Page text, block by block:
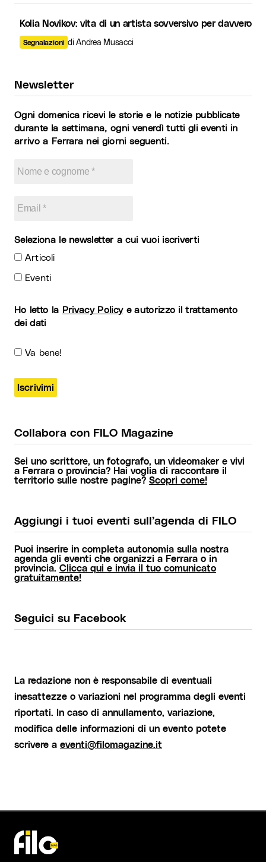
Kolia Novikov: vita di un artista sovversivo per davvero
Segnalazioni di Andrea Musacci
Newsletter
Ogni domenica ricevi le storie e le notizie pubblicate
durante la settimana, ogni venerdì tutti gli eventi in
arrivo a Ferrara nei giorni seguenti.
Seleziona le newsletter a cui vuoi iscriverti
Articoli
Eventi
Ho letto la Privacy Policye autorizzo il trattamento
dei dati
Va bene!
Collabora con FILO Magazine
Sei uno scrittore, un fotografo, un videomaker e vivi
a Ferrara o provincia? Hai voglia di raccontare il
territorio sulle nostre pagine? Scopri come!
Aggiungi i tuoi eventi sull’agenda di FILO
Puoi inserire in completa autonomia sulla nostra
agenda gli eventi che organizzi a Ferrara o in
provincia. Clicca qui e invia il tuo comunicato
gratuitamente!
Seguici su Facebook
La redazione non è responsabile di eventuali
inesattezze o variazioni nel programma degli eventi
riportati. In caso di annullamento, variazione,
modifica delle informazioni di un evento potete
scrivere a eventi@filomagazine.it